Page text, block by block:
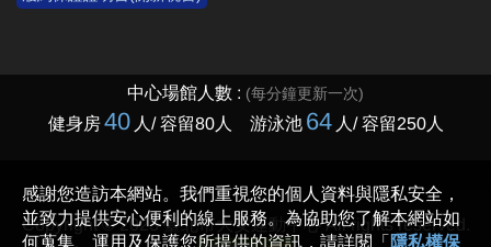
Copyright © 2023 臺北市大安運動中心 All rights reserved.